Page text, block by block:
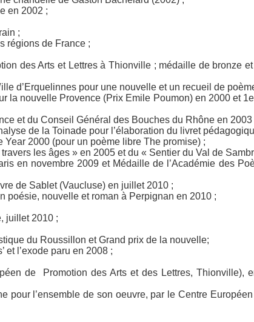
en 2002 ;
;
régions de France ;
des Arts et Lettres à Thionville ; médaille de bronze
d’Erquelinnes pour une nouvelle et un recueil de
la nouvelle Provence (Prix Emile Poumon) en 2000 et
et du Conseil Général des Bouches du Rhône en 2003
de la Toinade pour l’élaboration du livret
Year 2000 (pour un poème libre The promise) ;
les âges » en 2005 et du « Sentier du Val de
en novembre 2009 et Médaille de l’Académie des
de Sablet (Vaucluse) en juillet 2010 ;
poésie, nouvelle et roman à Perpignan en 2010 ;
juillet 2010 ;
du Roussillon et Grand prix de la nouvelle;
et l’exode paru en 2008 ;
de Promotion des Arts et des Lettres, Thionville),
l’ensemble de son oeuvre, par le Centre